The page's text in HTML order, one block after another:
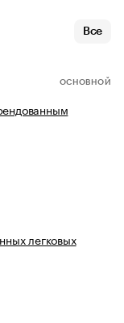
Все
ОСНОВНОЙ
легковых